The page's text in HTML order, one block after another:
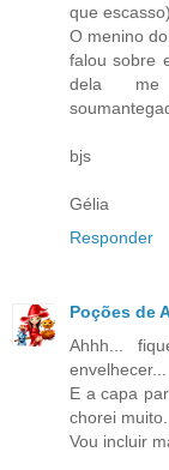
que
O menino
falou sobre
dela
bjs
Gélia
Responder
Poções de
Ahhh...
envelhecer...
E a capa
chorei muito.
Vou incluir